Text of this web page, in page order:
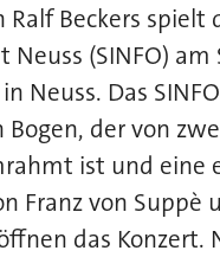
Beckers
Neuss (SINFO)
Neuss. Das
Bogen, der von
ist und eine
Franz von
das Konzert.